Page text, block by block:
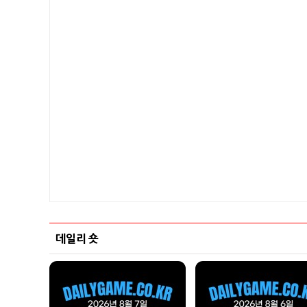
데일리 숏